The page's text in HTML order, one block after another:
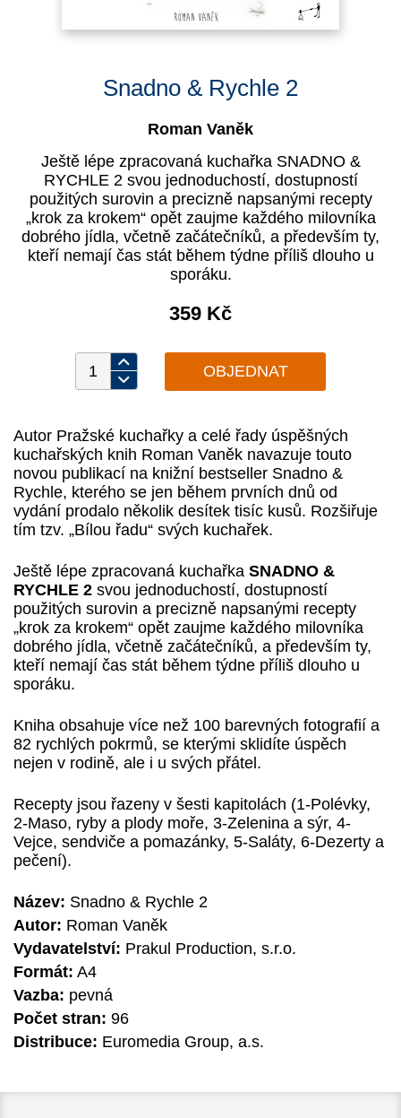
Snadno & Rychle 2
Roman Vaněk
Ještě lépe zpracovaná kuchařka SNADNO &
RYCHLE 2 svou jednoduchostí, dostupností
použitých surovin a precizně napsanými recepty
„krok za krokem“ opět zaujme každého milovníka
dobrého jídla, včetně začátečníků, a především ty,
kteří nemají čas stát během týdne příliš dlouho u
sporáku.
359 Kč
Autor Pražské kuchařky a celé řady úspěšných
kuchařských knih Roman Vaněk navazuje touto
novou publikací na knižní bestseller Snadno &
Rychle, kterého se jen během prvních dnů od
vydání prodalo několik desítek tisíc kusů. Rozšiřuje
tím tzv. „Bílou řadu“ svých kuchařek.
Ještě lépe zpracovaná kuchařka SNADNO &
RYCHLE 2 svou jednoduchostí, dostupností
použitých surovin a precizně napsanými recepty
„krok za krokem“ opět zaujme každého milovníka
dobrého jídla, včetně začátečníků, a především ty,
kteří nemají čas stát během týdne příliš dlouho u
sporáku.
Kniha obsahuje více než 100 barevných fotografií a
82 rychlých pokrmů, se kterými sklidíte úspěch
nejen v rodině, ale i u svých přátel.
Recepty jsou řazeny v šesti kapitolách (1-Polévky,
2-Maso, ryby a plody moře, 3-Zelenina a sýr, 4-
Vejce, sendviče a pomazánky, 5-Saláty, 6-Dezerty a
pečení).
Název: Snadno & Rychle 2
Autor: Roman Vaněk
Vydavatelství: Prakul Production, s.r.o.
Formát: A4
Vazba: pevná
Počet stran: 96
Distribuce: Euromedia Group, a.s.